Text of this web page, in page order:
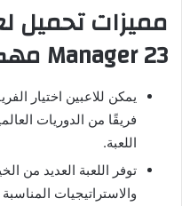
Manager 23 مهكرة اخر اصدار
يمكن للاعبين اختيار
فريقًا من الدوريات
اللعبة.
توفر اللعبة العديد من
والاستراتيجيات